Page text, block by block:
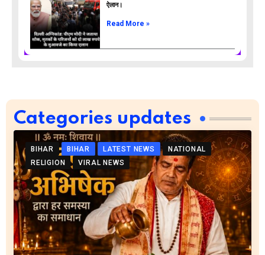
ऐलान।
Read More »
Categories updates
BIHAR BIHAR LATEST NEWS
NATIONAL
RELIGION
VIRAL NEWS